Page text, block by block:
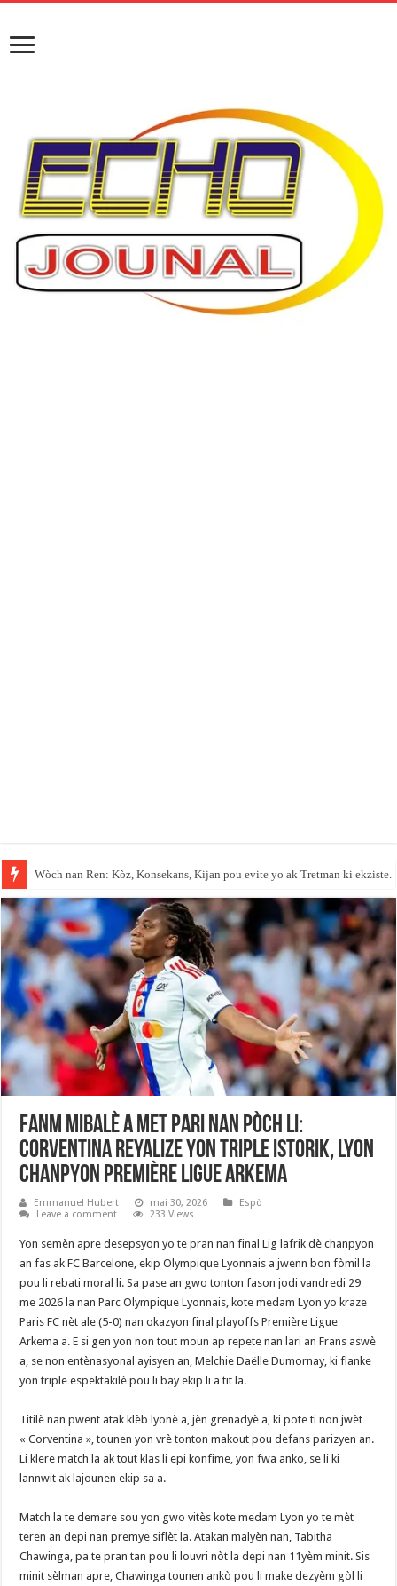
Wòch nan Ren: Kòz, Konsekans, Kijan pou evite yo ak Tretman ki ekziste.
Anbasad peyi Dayiti an Repiblik Dominiken fèmen sèvis paspò li.
Fanm Mibalè a met Pari nan pòch li:
Corventina reyalize yon triple istorik, Lyon
chanpyon Première Ligue Arkema
Emmanuel Hubert mai 30, 2026
Espò
Leave a comment
233 Views
Yon semèn apre desepsyon yo te pran nan final Lig lafrik dè chanpyon
an fas ak FC Barcelone, ekip Olympique Lyonnais a jwenn bon fòmil la
pou li rebati moral li. Sa pase an gwo tonton fason jodi vandredi 29
me 2026 la nan Parc Olympique Lyonnais, kote medam Lyon yo kraze
Paris FC nèt ale (5-0) nan okazyon final playoffs Première Ligue
Arkema a. E si gen yon non tout moun ap repete nan lari an Frans aswè
a, se non entènasyonal ayisyen an, Melchie Daëlle Dumornay, ki flanke
yon triple espektakilè pou li bay ekip li a tit la.
‎Titilè nan pwent atak klèb lyonè a, jèn grenadyè a, ki pote ti non jwèt
« Corventina », tounen yon vrè tonton makout pou defans parizyen an.
Li klere match la ak tout klas li epi konfime, yon fwa anko, se li ki
lannwit ak lajounen ekip sa a.
‎Match la te demare sou yon gwo vitès kote medam Lyon yo te mèt
teren an depi nan premye siflèt la. Atakan malyèn nan, Tabitha
Chawinga, pa te pran tan pou li louvri nòt la depi nan 11yèm minit. Sis
minit sèlman apre, Chawinga tounen ankò pou li make dezyèm gòl li